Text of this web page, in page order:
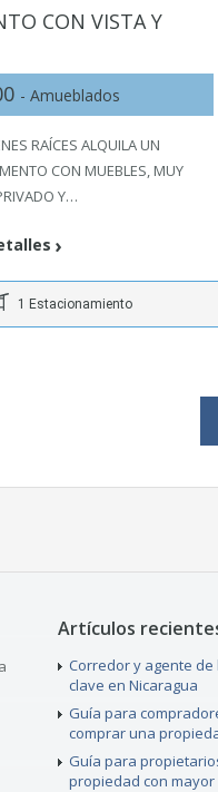
CON VISTA Y
- Amueblados
RAÍCES ALQUILA UN
CON MUEBLES, MUY
Y…
1 Estacionamiento
Artículos
Corredor y agente
clave en Nicaragua
Guía para
comprar una
Guía para
propiedad con